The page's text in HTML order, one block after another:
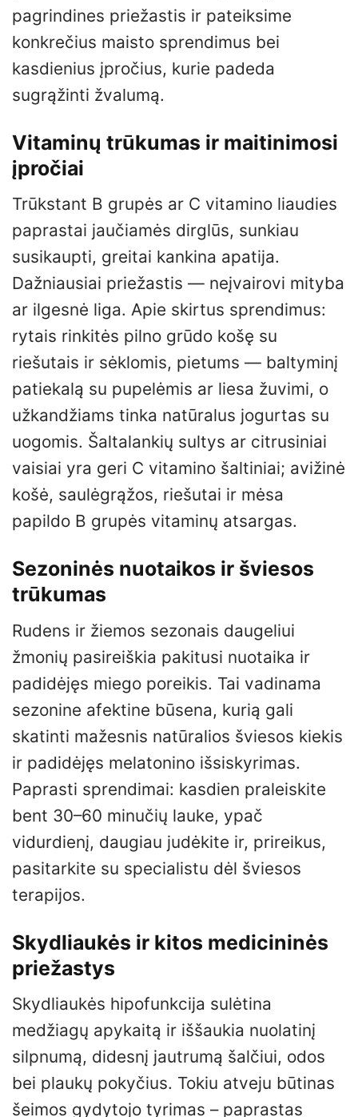
pagrindines priežastis ir pateiksime
konkrečius maisto sprendimus bei
kasdienius įpročius, kurie padeda
sugrąžinti žvalumą.
Vitaminų trūkumas ir maitinimosi
įpročiai
Trūkstant B grupės ar C vitamino liaudies
paprastai jaučiamės dirglūs, sunkiau
susikaupti, greitai kankina apatija.
Dažniausiai priežastis — neįvairovi mityba
ar ilgesnė liga. Apie skirtus sprendimus:
rytais rinkitės pilno grūdo košę su
riešutais ir sėklomis, pietums — baltyminį
patiekalą su pupelėmis ar liesa žuvimi, o
užkandžiams tinka natūralus jogurtas su
uogomis. Šaltalankių sultys ar citrusiniai
vaisiai yra geri C vitamino šaltiniai; avižinė
košė, saulėgrąžos, riešutai ir mėsa
papildo B grupės vitaminų atsargas.
Sezoninės nuotaikos ir šviesos
trūkumas
Rudens ir žiemos sezonais daugeliui
žmonių pasireiškia pakitusi nuotaika ir
padidėjęs miego poreikis. Tai vadinama
sezonine afektine būsena, kurią gali
skatinti mažesnis natūralios šviesos kiekis
ir padidėjęs melatonino išsiskyrimas.
Paprasti sprendimai: kasdien praleiskite
bent 30–60 minučių lauke, ypač
vidurdienį, daugiau judėkite ir, prireikus,
pasitarkite su specialistu dėl šviesos
terapijos.
Skydliaukės ir kitos medicininės
priežastys
Skydliaukės hipofunkcija sulėtina
medžiagų apykaitą ir iššaukia nuolatinį
silpnumą, didesnį jautrumą šalčiui, odos
bei plaukų pokyčius. Tokiu atveju būtinas
šeimos gydytojo tyrimas – paprastas